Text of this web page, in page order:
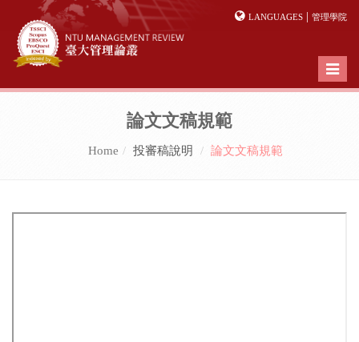
LANGUAGES | 管理學院
Toggle
論文文稿規範
Home 投審稿說明 論文文稿規範